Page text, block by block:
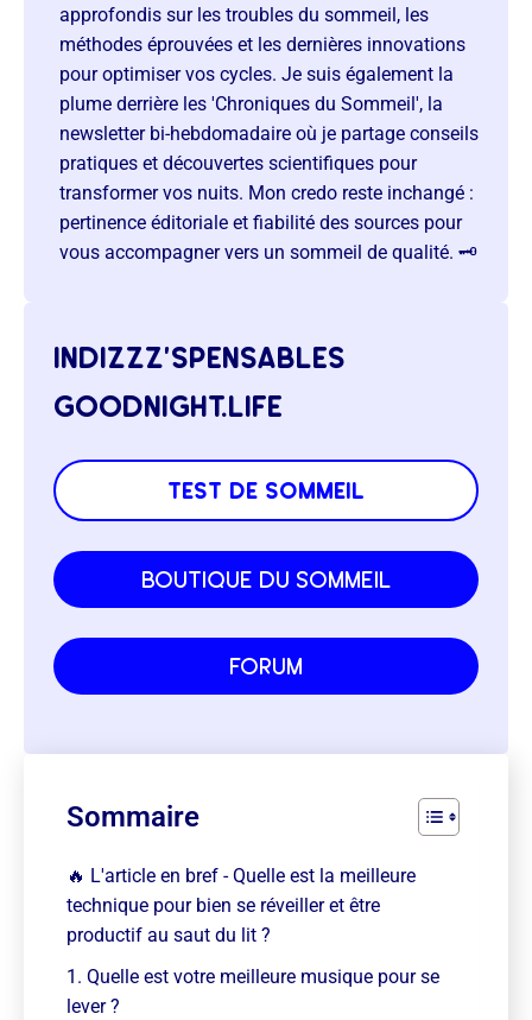
approfondis sur les troubles du sommeil, les
méthodes éprouvées et les dernières innovations
pour optimiser vos cycles. Je suis également la
plume derrière les 'Chroniques du Sommeil', la
newsletter bi-hebdomadaire où je partage conseils
pratiques et découvertes scientifiques pour
transformer vos nuits. Mon credo reste inchangé :
pertinence éditoriale et fiabilité des sources pour
vous accompagner vers un sommeil de qualité. 🗝️
indizzz’spensables
goodnight.life
test de sommeil
boutique du sommeil
forum
Sommaire
🔥 L'article en bref - Quelle est la meilleure
technique pour bien se réveiller et être
productif au saut du lit ?
1. Quelle est votre meilleure musique pour se
lever ?